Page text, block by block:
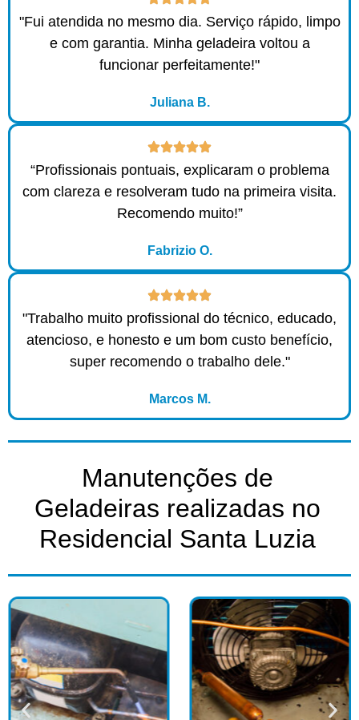
"Fui atendida no mesmo dia. Serviço rápido, limpo
e com garantia. Minha geladeira voltou a
funcionar perfeitamente!"
Juliana B.
“Profissionais pontuais, explicaram o problema
com clareza e resolveram tudo na primeira visita.
Recomendo muito!”
Fabrizio O.
"Trabalho muito profissional do técnico, educado,
atencioso, e honesto e um bom custo benefício,
super recomendo o trabalho dele."
Marcos M.
Manutenções de
Geladeiras realizadas no
Residencial Santa Luzia​